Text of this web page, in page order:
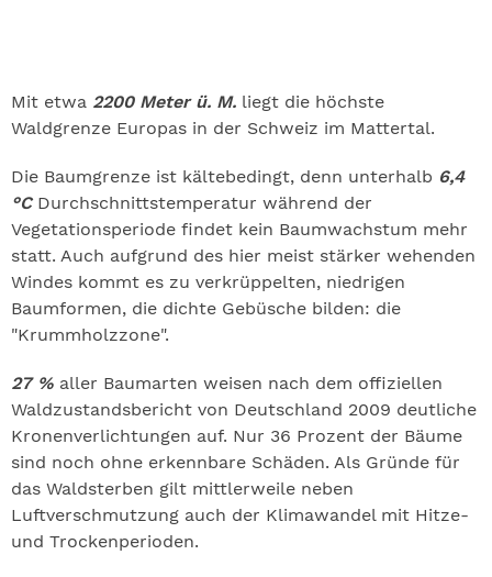
Mit etwa 2200 Meter ü. M. liegt die höchste
Waldgrenze Europas in der Schweiz im Mattertal.
Die Baumgrenze ist kältebedingt, denn unterhalb 6,4
°C Durchschnittstemperatur während der
Vegetationsperiode findet kein Baumwachstum mehr
statt. Auch aufgrund des hier meist stärker wehenden
Windes kommt es zu verkrüppelten, niedrigen
Baumformen, die dichte Gebüsche bilden: die
"Krummholzzone".
27 % aller Baumarten weisen nach dem offiziellen
Waldzustandsbericht von Deutschland 2009 deutliche
Kronenverlichtungen auf. Nur 36 Prozent der Bäume
sind noch ohne erkennbare Schäden. Als Gründe für
das Waldsterben gilt mittlerweile neben
Luftverschmutzung auch der Klimawandel mit Hitze-
und Trockenperioden.